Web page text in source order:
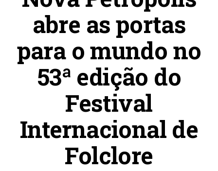
abre as portas
para o mundo no
53ª edição do
Festival
Internacional de
Folclore